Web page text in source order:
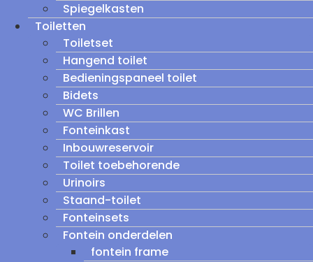
Spiegelkasten
Toiletten
Toiletset
Hangend toilet
Bedieningspaneel toilet
Bidets
WC Brillen
Fonteinkast
Inbouwreservoir
Toilet toebehorende
Urinoirs
Staand-toilet
Fonteinsets
Fontein onderdelen
fontein frame